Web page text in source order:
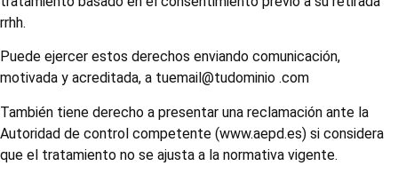
rrhh.
Puede ejercer estos derechos enviando comunicación,
motivada y acreditada, a tuemail@tudominio .com
También tiene derecho a presentar una reclamación ante la
Autoridad de control competente (www.aepd.es) si considera
que el tratamiento no se ajusta a la normativa vigente.